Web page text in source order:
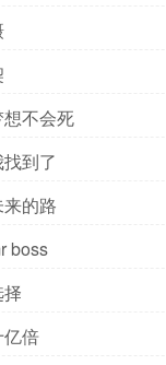
不会死
到了
的路
boss
倍